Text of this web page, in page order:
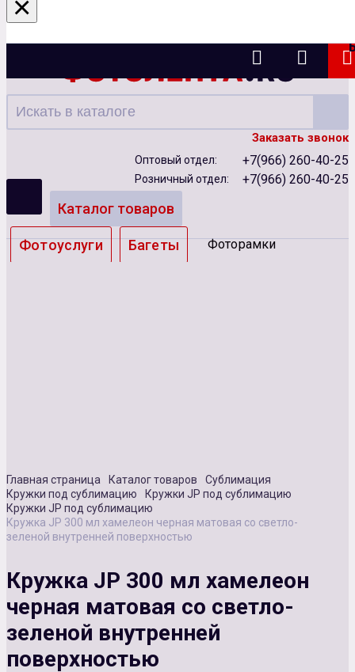
Ижевск
Заказать звонок
Оптовый отдел: +7(966) 260-40-25
Розничный отдел: +7(966) 260-40-25
Каталог товаров
Фотоуслуги Багеты Фоторамки
Главная страница Каталог товаров
Сублимация
Кружки под сублимацию
Кружки JP под сублимацию
Кружки JP под сублимацию
Кружка JP 300 мл хамелеон черная матовая со светло-
зеленой внутренней поверхностью
Кружка JP 300 мл хамелеон
черная матовая со светло-
зеленой внутренней
поверхностью
×